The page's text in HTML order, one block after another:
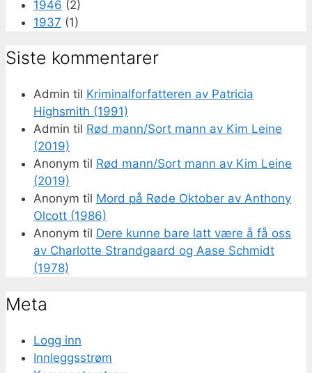
1946 (2)
1937 (1)
Siste kommentarer
Admin til Kriminalforfatteren av Patricia
Highsmith (1991)
Admin til Rød mann/Sort mann av Kim Leine
(2019)
Anonym til Rød mann/Sort mann av Kim Leine
(2019)
Anonym til Mord på Røde Oktober av Anthony
Olcott (1986)
Anonym til Dere kunne bare latt være å få oss
av Charlotte Strandgaard og Aase Schmidt
(1978)
Meta
Logg inn
Innleggsstrøm